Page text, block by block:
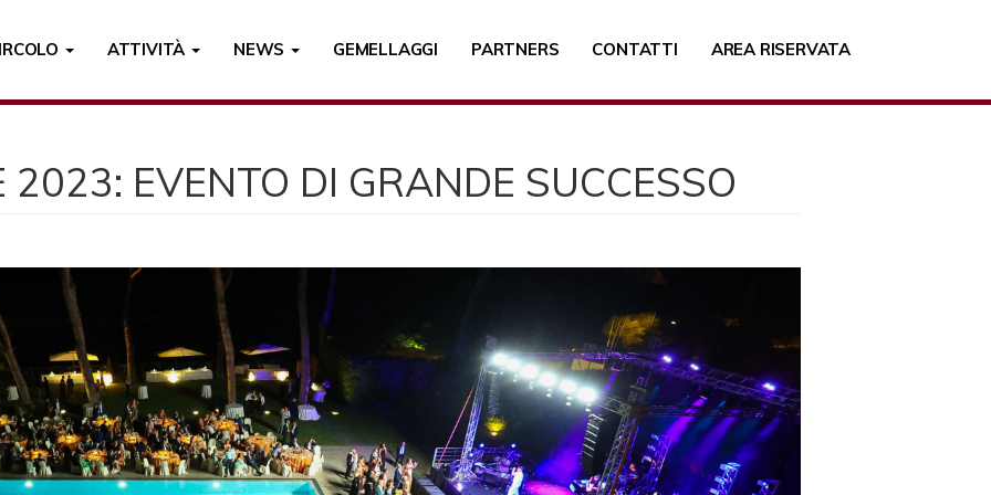
ATTIVITÀ NEWS GEMELLAGGI PARTNERS CONTATTI AREA RISERVATA
2023: EVENTO DI GRANDE SUCCESSO